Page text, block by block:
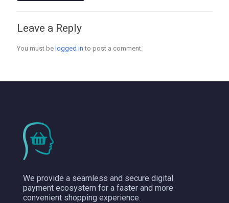
Leave a Reply
You must be logged in to post a comment.
We provide a seamless and secure digital
payment ecosystem for a faster and more
convenient shopping experience.